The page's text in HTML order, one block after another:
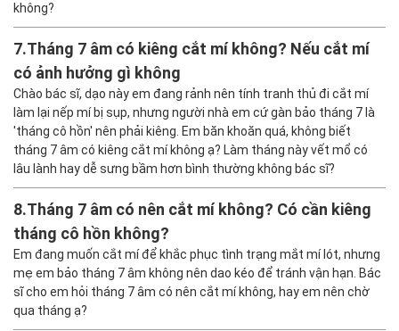
không?
7.Tháng 7 âm có kiêng cắt mí không? Nếu cắt mí
có ảnh hưởng gì không
Chào bác sĩ, dạo này em đang rảnh nên tính tranh thủ đi cắt mí
làm lại nếp mí bị sụp, nhưng người nhà em cứ gàn bảo tháng 7 là
'tháng cô hồn' nên phải kiêng. Em băn khoăn quá, không biết
tháng 7 âm có kiêng cắt mí không ạ? Làm tháng này vết mổ có
lâu lành hay dễ sưng bầm hơn bình thường không bác sĩ?
8.Tháng 7 âm có nên cắt mí không? Có cần kiêng
tháng cô hồn không?
Em đang muốn cắt mí để khắc phục tình trạng mắt mí lót, nhưng
mẹ em bảo tháng 7 âm không nên dao kéo để tránh vận hạn. Bác
sĩ cho em hỏi tháng 7 âm có nên cắt mí không, hay em nên chờ
qua tháng ạ?